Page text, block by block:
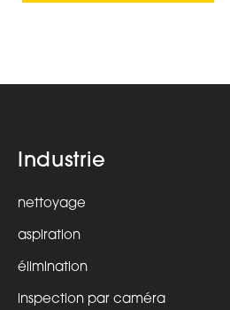
Industrie
nettoyage
aspiration
élimination
inspection par caméra